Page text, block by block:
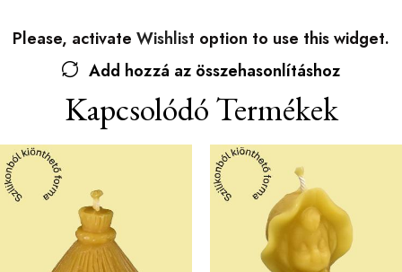
Please, activate Wishlist option to use this widget.
Add hozzá az összehasonlításhoz
Kapcsolódó Termékek